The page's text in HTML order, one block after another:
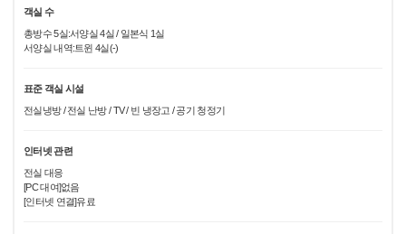
객실 수
총방수 5실:서양실 4실 / 일본식 1실
서양실 내역:트윈 4실(-)
표준 객실 시설
전실냉방 / 전실 난방 / TV / 빈 냉장고 / 공기 청정기
인터넷 관련
전실 대응
[PC 대여]없음
[인터넷 연결]유료